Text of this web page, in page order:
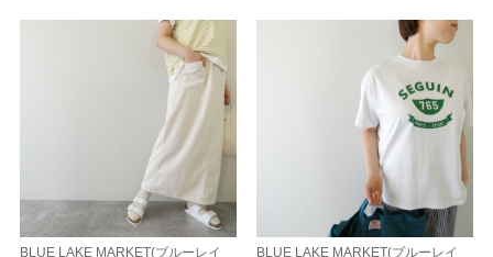
BLUE LAKE MARKET(ブルーレイ
BLUE LAKE MARKET(ブルーレイ